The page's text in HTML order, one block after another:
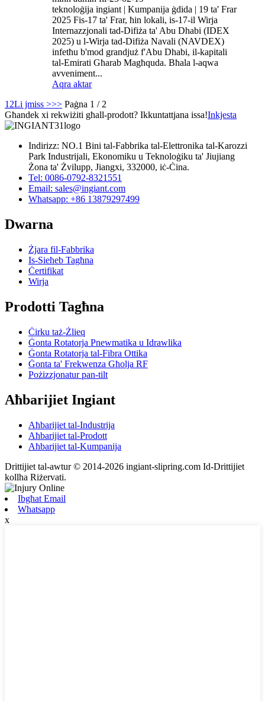
teknoloġija ingiant | Kumpanija ġdida | 19 ta' Frar
2025 Fis-17 ta' Frar, ħin lokali, is-17-il Wirja
Internazzjonali tad-Difiża ta' Abu Dhabi (IDEX
2025) u l-Wirja tad-Difiża Navali (NAVDEX)
infetħu b'mod grandjuż f'Abu Dhabi, il-kapitali
tal-Emirati Għarab Magħquda. Bħala l-aqwa
avveniment...
Aqra aktar
1 2Li jmiss >>> Paġna 1 / 2
Għandek xi rekwiżiti għall-prodott? Ikkuntattjana issa!Inkjesta
Indirizz: NO.1 Bini tal-Fabbrika tal-Elettronika tal-Karozzi
Park Industrijali, Ekonomiku u Teknoloġiku ta' Jiujiang
Żona ta' Żvilupp, Jiangxi, 332000, iċ-Ċina.
Tel: 0086-0792-8321551
Email: sales@ingiant.com
Whatsapp: +86 13879297499
Dwarna
Żjara fil-Fabbrika
Is-Sieħeb Tagħna
Ċertifikat
Wirja
Prodotti Tagħna
Ċirku taż-Żlieq
Ġonta Rotatorja Pnewmatika u Idrawlika
Ġonta Rotatorja tal-Fibra Ottika
Ġonta ta' Frekwenza Għolja RF
Pożizzjonatur pan-tilt
Aħbarijiet Ingiant
Aħbarijiet tal-Industrija
Aħbarijiet tal-Prodott
Aħbarijiet tal-Kumpanija
Drittijiet tal-awtur © 2014-2026 ingiant-slipring.com Id-Drittijiet
kollha Riżervati.
Ibgħat Email
Whatsapp
x